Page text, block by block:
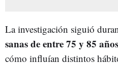
La investigación siguió
sanas de entre 75 y 85 años
cómo influían distintos